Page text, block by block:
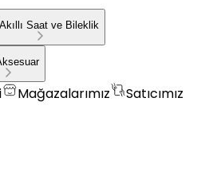
Akıllı Saat ve Bileklik
Mağazalarımız
Satıcımız